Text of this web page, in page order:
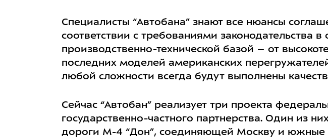
Специалисты “Автобана” знают все нюансы
соответствии с требованиями законодательства в
производственно-технической базой – от
последних моделей американских
любой сложности всегда будут выполнены
Сейчас “Автобан” реализует три проекта
государственно-частного партнерства. Один из
дороги М-4 “Дон”, соединяющей Москву и южные